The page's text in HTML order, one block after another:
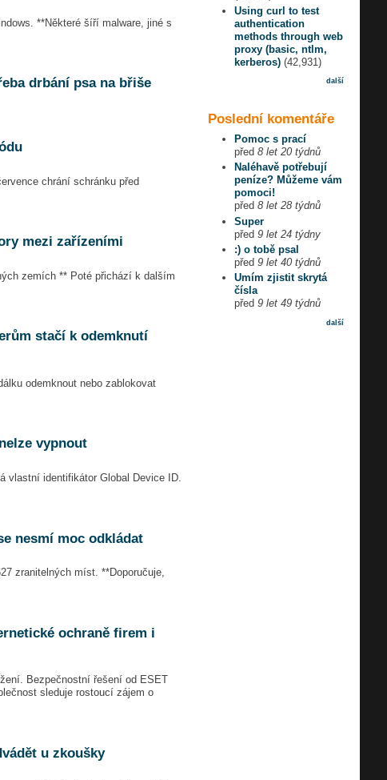
**Některé šíří malware, jiné s
drbání psa na břiše
chrání schránku před
mezi zařízeními
zemích ** Poté přichází k dalším
stačí k odemknutí
odemknout nebo zablokovat
vypnout
vlastní identifikátor Global Device ID.
nesmí moc odkládat
zranitelných míst. **Doporučuje,
ochraně firem i
Bezpečnostní řešení od ESET
sleduje rostoucí zájem o
u zkoušky
Using curl to test
authentication
methods through web
proxy (basic, ntlm,
kerberos) (42,931)
další
Poslední komentáře
Pomoc s prací
před 8 let 20 týdnů
Naléhavě potřebují
peníze? Můžeme vám
pomoci!
před 8 let 28 týdnů
Super
před 9 let 24 týdny
:) o tobě psal
před 9 let 40 týdnů
Umím zjistit skrytá
čísla
před 9 let 49 týdnů
další